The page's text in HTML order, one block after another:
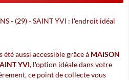
été aussi accessible grâce à MAISON
YVI, l'option idéale dans votre
ce point de collecte vous